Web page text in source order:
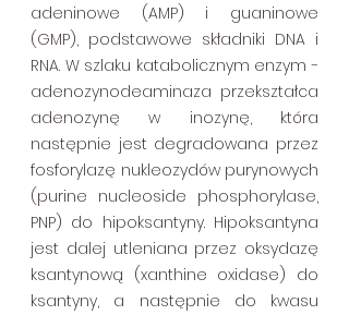
adeninowe (AMP) i guaninowe
(GMP), podstawowe składniki DNA i
RNA. W szlaku katabolicznym enzym -
adenozynodeaminaza przekształca
adenozynę w inozynę, która
następnie jest degradowana przez
fosforylazę nukleozydów purynowych
(purine nucleoside phosphorylase,
PNP) do hipoksantyny. Hipoksantyna
jest dalej utleniana przez oksydazę
ksantynową (xanthine oxidase) do
ksantyny, a następnie do kwasu